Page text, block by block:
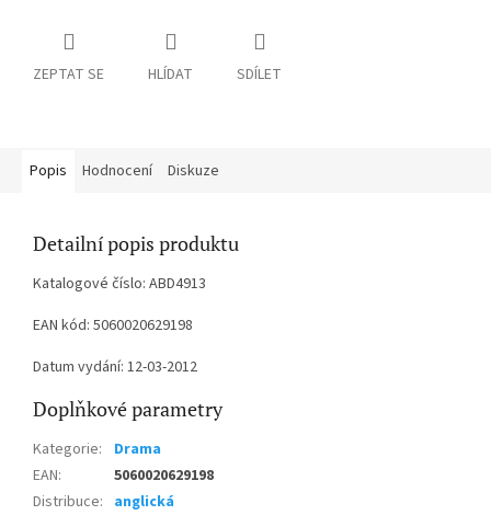
ZEPTAT SE HLÍDAT SDÍLET
Popis Hodnocení Diskuze
Detailní popis produktu
Katalogové číslo: ABD4913
EAN kód: 5060020629198
Datum vydání: 12-03-2012
Doplňkové parametry
Kategorie:
Drama
EAN:
5060020629198
Distribuce: anglická